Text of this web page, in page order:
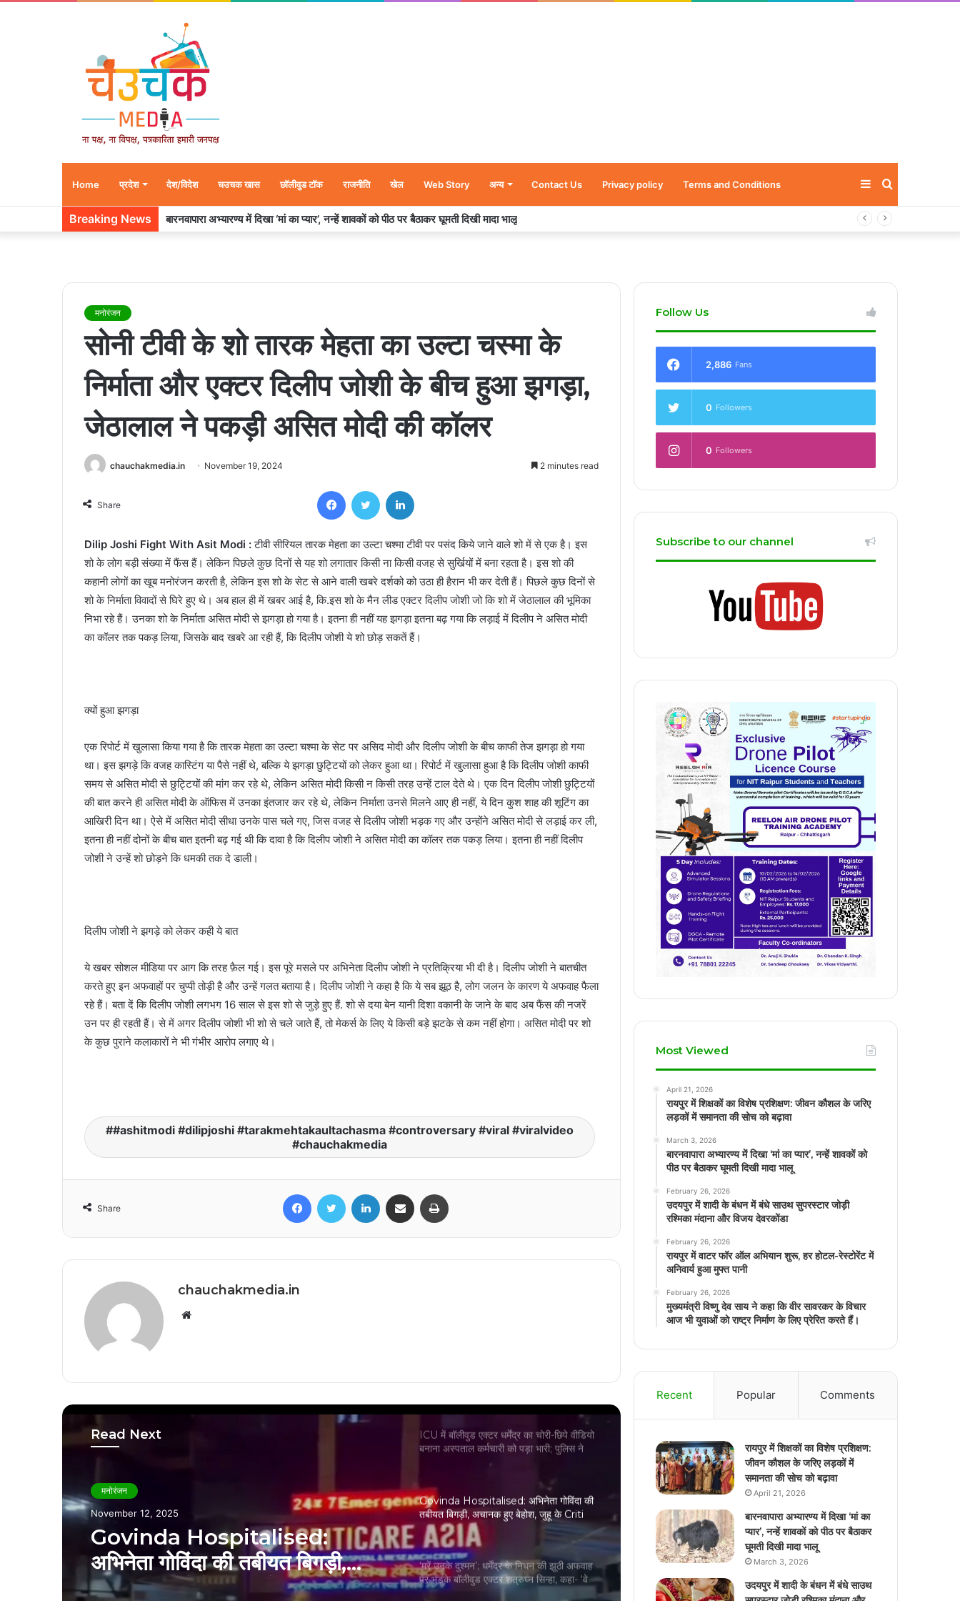
Home प्रदेश देश/विदेश चउचक खास छॉलीवुड टॉक राजनीति खेल Web Story अन्य Contact Us Privacy policy Terms and Conditions Sidebar
Breaking News उदयपुर में शादी के बंधन में बंधे साउथ सुपरस्टार जोड़ी रश्मिका मंदाना और विजय देवरकोंडा
मनोरंजन
सोनी टीवी के शो तारक मेहता का उल्टा चस्मा के
निर्माता और एक्टर दिलीप जोशी के बीच हुआ झगड़ा,
जेठालाल ने पकड़ी असित मोदी की कॉलर
chauchakmedia.in November 19, 2024 2 minutes read
Share
FacebookTwitter
Dilip Joshi Fight With Asit Modi :टीवी सीरियल तारक मेहता का उल्टा चश्मा टीवी पर पसंद किये जाने वाले शो में से एक है। इस
शो के लोग बड़ी संख्या में फैंस हैं। लेकिन पिछले कुछ दिनों से यह शो लगातार किसी ना किसी वजह से सुर्खियों में बना रहता है। इस शो की
कहानी लोगों का खूब मनोरंजन करती है, लेकिन इस शो के सेट से आने वाली खबरे दर्शको को उठा ही हैरान भी कर देती हैं। पिछले कुछ दिनों से
शो के निर्माता विवादों से घिरे हुए थे। अब हाल ही में खबर आई है, कि.इस शो के मैन लीड एक्टर दिलीप जोशी जो कि शो में जेठालाल की भूमिका
निभा रहे हैं। उनका शो के निर्माता असित मोदी से झगड़ा हो गया है। इतना ही नहीं यह झगड़ा इतना बढ़ गया कि लड़ाई में दिलीप ने असित मोदी
का कॉलर तक पकड़ लिया, जिसके बाद खबरे आ रही हैं, कि दिलीप जोशी ये शो छोड़ सकतें हैं।
क्यों हुआ झगड़ा
एक रिपोर्ट में खुलासा किया गया है कि तारक मेहता का उल्टा चश्मा के सेट पर असिद मोदी और दिलीप जोशी के बीच काफी तेज झगड़ा हो गया
था। इस झगड़े कि वजह कास्टिंग या पैसे नहीं थे, बल्कि ये झगड़ा छुट्टियों को लेकर हुआ था। रिपोर्ट में खुलासा हुआ है कि दिलीप जोशी काफी
समय से असित मोदी से छुट्टियों की मांग कर रहे थे, लेकिन असित मोदी किसी न किसी तरह उन्हें टाल देते थे। एक दिन दिलीप जोशी छुट्टियों
की बात करने ही असित मोदी के ऑफिस में उनका इंतजार कर रहे थे, लेकिन निर्माता उनसे मिलने आए ही नहीं, ये दिन कुश शाह की शूटिंग का
आखिरी दिन था। ऐसे में असित मोदी सीधा उनके पास चले गए, जिस वजह से दिलीप जोशी भड़क गए और उन्होंने असित मोदी से लड़ाई कर ली,
इतना ही नहीं दोनों के बीच बात इतनी बढ़ गई थी कि दावा है कि दिलीप जोशी ने असित मोदी का कॉलर तक पकड़ लिया। इतना ही नहीं दिलीप
जोशी ने उन्हें शो छोड़ने कि धमकी तक दे डाली।
दिलीप जोशी ने झगड़े को लेकर कही ये बात
ये खबर सोशल मीडिया पर आग कि तरह फ़ैल गई। इस पूरे मसले पर अभिनेता दिलीप जोशी ने प्रतिक्रिया भी दी है। दिलीप जोशी ने बातचीत
करते हुए इन अफवाहों पर चुप्पी तोड़ी है और उन्हें गलत बताया है। दिलीप जोशी ने कहा है कि ये सब झूठ है, लोग जलन के कारण ये अफवाह फैला
रहे हैं। बता दें कि दिलीप जोशी लगभग 16 साल से इस शो से जुड़े हुए हैं. शो से दया बेन यानी दिशा वकानी के जाने के बाद अब फैंस की नजरें
उन पर ही रहती हैं। से में अगर दिलीप जोशी भी शो से चले जाते हैं, तो मेकर्स के लिए ये किसी बड़े झटके से कम नहीं होगा। असित मोदी पर शो
के कुछ पुराने कलाकारों ने भी गंभीर आरोप लगाए थे।
#ashitmodi #dilipjoshi #tarakmehtakaultachasma #controversary #viral #viralvideo
#chauchakmedia
Share
FacebookTwitter LinkedIn Share via Email
chauchakmedia.in
Website
Read Next
मनोरंजन
November 12, 2025
Govinda Hospitalised:
अभिनेता गोविंदा की तबीयत बिगड़ी,
अचानक हुए बेहोश, जुहू के Criti Care
Khurrana-Rashmika mandanna की
परफॉर्मेंस के दीवाने हुए फैंस, ‘थामा’ को मिला अच्छा
सेंसर बोर्ड ने जताई आपत्ति, किसिंग सीन कम किया
बॉलीवुड एक्ट्रेस Parineeti Chopra और
Sanon की फिल्म‘तेरे इश्क में’ की टीम ने फिल्म की
ICU में बॉलीवुड एक्टर धर्मेंद्र का चोरी-छिपे वीडियो
बनाना अस्पताल कर्मचारी को पड़ा भारी; पुलिस ने
Govinda Hospitalised: अभिनेता गोविंदा की
तबीयत बिगड़ी, अचानक हुए बेहोश, जुहू के Criti
Care Asia अस्पताल में भर्ती
‘मरें उनके दुश्मन’; धर्मेंद्र के निधन की झूठी अफवाह
पर भड़के बॉलीवुड एक्टर शत्रुघ्न सिन्हा, कहा- ‘वे
बिल्कुल ठीक हैं’
Follow Us
2,886 Fans
0 Followers
0 Followers
Subscribe to our channel
Most Viewed
April 21, 2026
रायपुर में शिक्षकों का विशेष प्रशिक्षण: जीवन कौशल के जरिए
लड़कों में समानता की सोच को बढ़ावा
March 3, 2026
बारनवापारा अभ्यारण्य में दिखा ‘मां का प्यार’, नन्हें शावकों को
पीठ पर बैठाकर घूमती दिखी मादा भालू
February 26, 2026
उदयपुर में शादी के बंधन में बंधे साउथ सुपरस्टार जोड़ी
रश्मिका मंदाना और विजय देवरकोंडा
February 26, 2026
रायपुर में वाटर फॉर ऑल अभियान शुरू, हर होटल-रेस्टोरेंट में
अनिवार्य हुआ मुफ्त पानी
February 26, 2026
मुख्यमंत्री विष्णु देव साय ने कहा कि वीर सावरकर के विचार
आज भी युवाओं को राष्ट्र निर्माण के लिए प्रेरित करते हैं।
Recent Popular Comments
रायपुर में शिक्षकों का विशेष प्रशिक्षण:
जीवन कौशल के जरिए लड़कों में
समानता की सोच को बढ़ावा
April 21, 2026
बारनवापारा अभ्यारण्य में दिखा ‘मां का
प्यार’, नन्हें शावकों को पीठ पर बैठाकर
घूमती दिखी मादा भालू
March 3, 2026
उदयपुर में शादी के बंधन में बंधे साउथ